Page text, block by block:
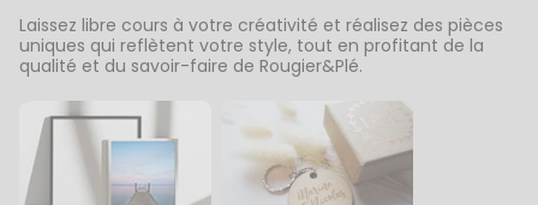
Laissez libre cours à votre créativité et réalisez des pièces
uniques qui reflètent votre style, tout en profitant de la
qualité et du savoir-faire de Rougier&Plé.